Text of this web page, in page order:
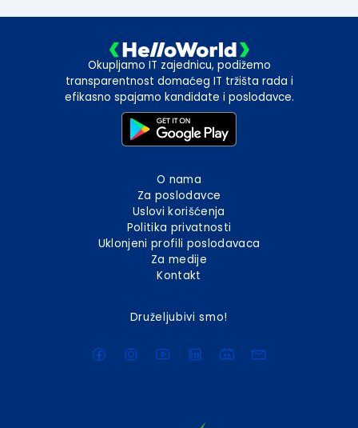
Okupljamo IT zajednicu, podižemo
transparentnost domaćeg IT tržišta rada i
efikasno spajamo kandidate i poslodavce.
O nama
Za poslodavce
Uslovi korišćenja
Politika privatnosti
Uklonjeni profili poslodavaca
Za medije
Kontakt
Druželjubivi smo!